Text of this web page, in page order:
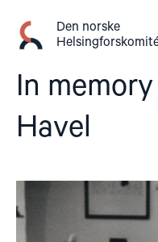
innhold
Den norske
In
Havel